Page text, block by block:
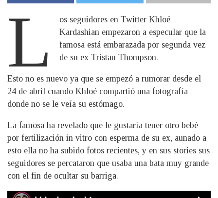
L
os seguidores en Twitter Khloé
Kardashian empezaron a especular que la
famosa está embarazada por segunda vez
de su ex Tristan Thompson.
Esto no es nuevo ya que se empezó a rumorar desde el
24 de abril cuando Khloé compartió una fotografía
donde no se le veía su estómago.
La famosa ha revelado que le gustaría tener otro bebé
por fertilización in vitro con esperma de su ex, aunado a
esto ella no ha subido fotos recientes, y en sus stories sus
seguidores se percataron que usaba una bata muy grande
con el fin de ocultar su barriga.